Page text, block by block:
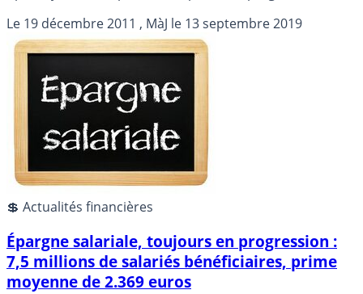
changement d’employeur ?
Le 19 décembre 2011 , MàJ le 13 septembre 2019
💲 Actualités financières
Épargne salariale, toujours en progression :
7,5 millions de salariés bénéficiaires, prime
moyenne de 2.369 euros